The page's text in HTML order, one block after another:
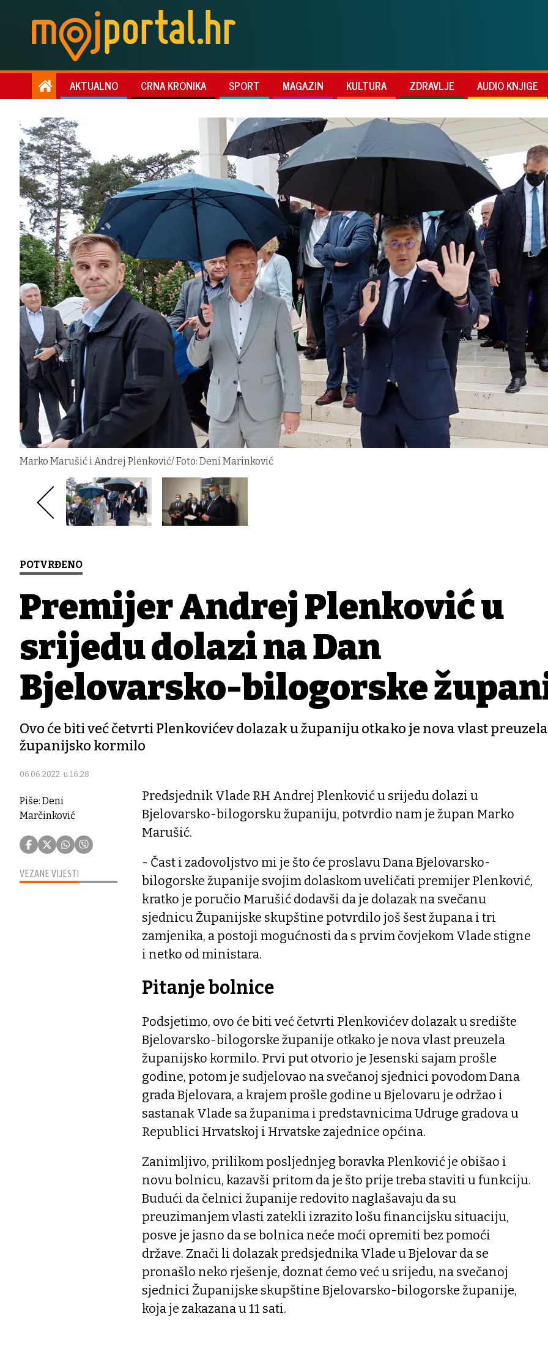
AKTUALNO CRNA KRONIKA SPORT MAGAZIN KULTURA ZDRAVLJE AUDIO KNJIGE
Marko Marušić i Andrej Plenković/ Foto: Deni Marinković
POTVRĐENO
Premijer Andrej Plenković u
srijedu dolazi na Dan
Bjelovarsko-bilogorske
Ovo će biti već četvrti Plenkovićev dolazak u županiju otkako je nova vlast preuzela
županijsko kormilo
06.06.2022. u 16:28
Piše: Deni
Marčinković
VEZANE VIJESTI
Predsjednik Vlade RH Andrej Plenković u srijedu dolazi u
Bjelovarsko-bilogorsku županiju, potvrdio nam je župan Marko
Marušić.
- Čast i zadovoljstvo mi je što će proslavu Dana Bjelovarsko-
bilogorske županije svojim dolaskom uveličati premijer Plenković,
kratko je poručio Marušić dodavši da je dolazak na svečanu
sjednicu Županijske skupštine potvrdilo još šest župana i tri
zamjenika, a postoji mogućnosti da s prvim čovjekom Vlade stigne
i netko od ministara.
Pitanje bolnice
Podsjetimo, ovo će biti već četvrti Plenkovićev dolazak u središte
Bjelovarsko-bilogorske županije otkako je nova vlast preuzela
županijsko kormilo. Prvi put otvorio je Jesenski sajam prošle
godine, potom je sudjelovao na svečanoj sjednici povodom Dana
grada Bjelovara, a krajem prošle godine u Bjelovaru je održao i
sastanak Vlade sa županima i predstavnicima Udruge gradova u
Republici Hrvatskoj i Hrvatske zajednice općina.
Zanimljivo, prilikom posljednjeg boravka Plenković je obišao i
novu bolnicu, kazavši pritom da je što prije treba staviti u funkciju.
Budući da čelnici županije redovito naglašavaju da su
preuzimanjem vlasti zatekli izrazito lošu financijsku situaciju,
posve je jasno da se bolnica neće moći opremiti bez pomoći
države. Znači li dolazak predsjednika Vlade u Bjelovar da se
pronašlo neko rješenje, doznat ćemo već u srijedu, na svečanoj
sjednici Županijske skupštine Bjelovarsko-bilogorske županije,
koja je zakazana u 11 sati.